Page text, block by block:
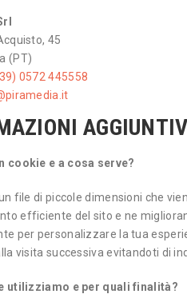
45
(PT)
0572 445558
cookie e a cosa serve?
file di piccole dimensioni che
efficiente del sito e ne
per personalizzare la tua
visita successiva evitandoti di
utilizziamo e per quali finalità?